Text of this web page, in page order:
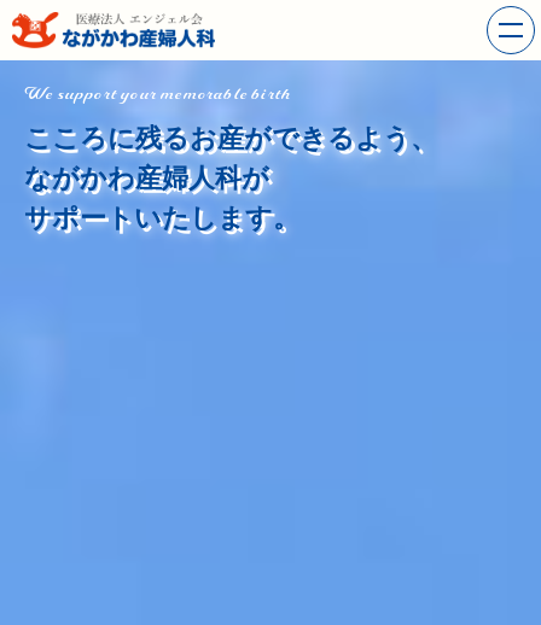
We support your memorable birth
こころに残るお産ができるよう、
ながかわ産婦人科が
サポートいたします。